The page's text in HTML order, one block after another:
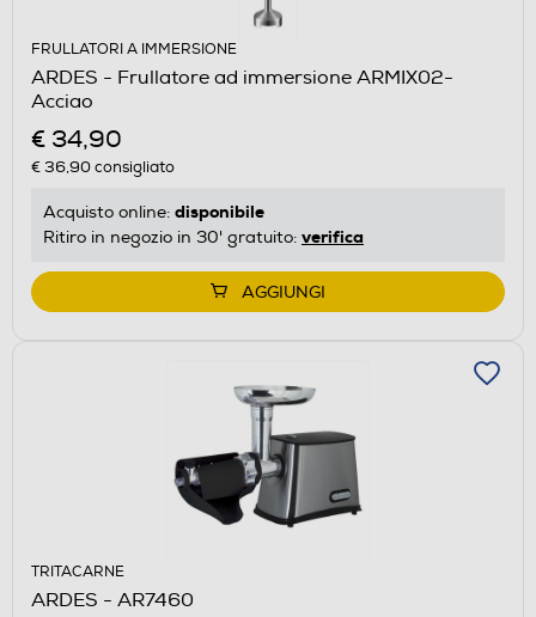
FRULLATORI A IMMERSIONE
ARDES - Frullatore ad immersione ARMIX02-
Acciao
€ 34,90
€ 36,90consigliato
Acquisto online: disponibile
Ritiro in negozio in 30' gratuito: verifica
AGGIUNGI
TRITACARNE
ARDES - AR7460